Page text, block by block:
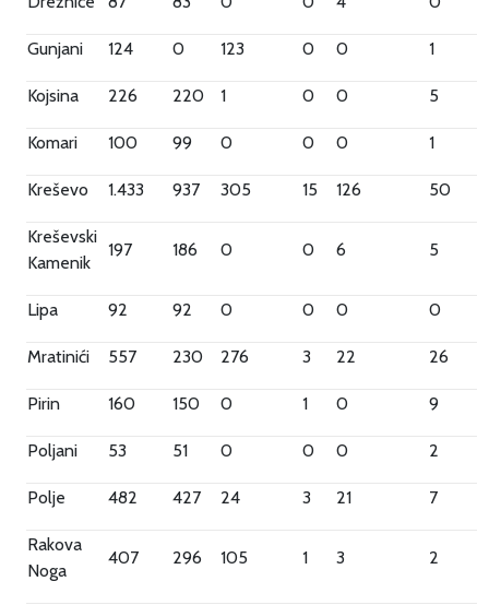
Gunjani 124 0 123 0 0 1
Kojsina 226 220 1 0 0 5
Komari 100 99 0 0 0 1
Kreševo 1.433 937 305 15 126 50
Kreševski
Kamenik
197 186 0 0 6 5
Lipa 92 92 0 0 0 0
Mratinići 557 230 276 3 22 26
Pirin 160 150 0 1 0 9
Poljani 53 51 0 0 0 2
Polje 482 427 24 3 21 7
Rakova
Noga
407 296 105 1 3 2